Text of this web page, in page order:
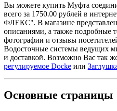
Вы можете купить Муфта
всего за 1750.00 рублей в
ФЛЕКС". В магазине
описаниями, а также подробные
фотографии и отзывы
Водосточные системы ведущих
и доставкой. Возможно Вас так
регулируемое Docke или
Основные страницы